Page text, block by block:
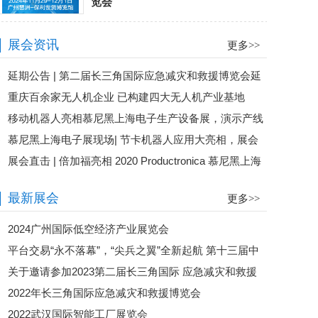
展会资讯 更多>>
延期公告 | 第二届长三角国际应急减灾和救援博览会延
举办 附答疑
重庆百余家无人机企业 已构建四大无人机产业基地
移动机器人亮相慕尼黑上海电子生产设备展，演示产线
流的柔性化智能化
慕尼黑上海电子展现场| 节卡机器人应用大亮相，展会
气王
展会直击 | 倍加福亮相 2020 Productronica 慕尼黑上海
最新展会 更多>>
2024广州国际低空经济产业展览会
平台交易“永不落幕”，“尖兵之翼”全新起航 第十三届中
无人机大会暨展览会即将开幕
关于邀请参加2023第二届长三角国际 应急减灾和救援
览会的函
2022年长三角国际应急减灾和救援博览会
2022武汉国际智能工厂展览会